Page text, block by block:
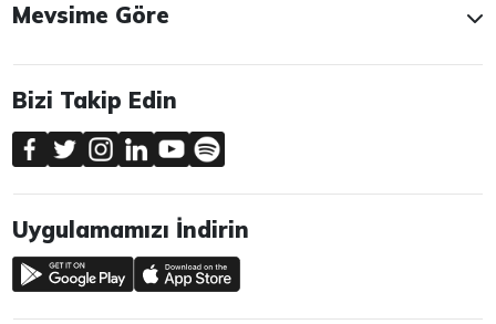
Mevsime Göre
Bizi Takip Edin
Uygulamamızı İndirin